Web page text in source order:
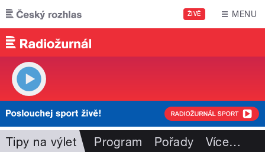
Přejít k hlavnímu obsahu
ŽIVĚ MENU
Tipy na výlet Program Pořady Více…